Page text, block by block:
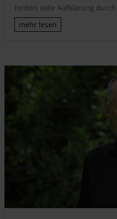
fordert volle Aufklärung
mehr lesen